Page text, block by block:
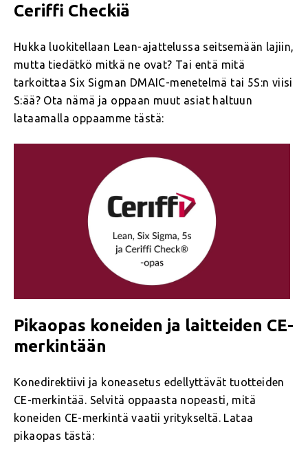
Ceriffi Checkiä
Hukka luokitellaan Lean-ajattelussa seitsemään lajiin,
mutta tiedätkö mitkä ne ovat? Tai entä mitä
tarkoittaa Six Sigman DMAIC-menetelmä tai 5S:n viisi
S:ää? Ota nämä ja oppaan muut asiat haltuun
lataamalla oppaamme tästä:
Pikaopas koneiden ja laitteiden CE-
merkintään
Konedirektiivi ja koneasetus edellyttävät tuotteiden
CE-merkintää. Selvitä oppaasta nopeasti, mitä
koneiden CE-merkintä vaatii yritykseltä. Lataa
pikaopas tästä: